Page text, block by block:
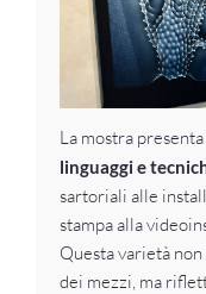
La mostra presenta
linguaggi e
sartoriali alle
stampa alla
Questa varietà
dei mezzi, ma